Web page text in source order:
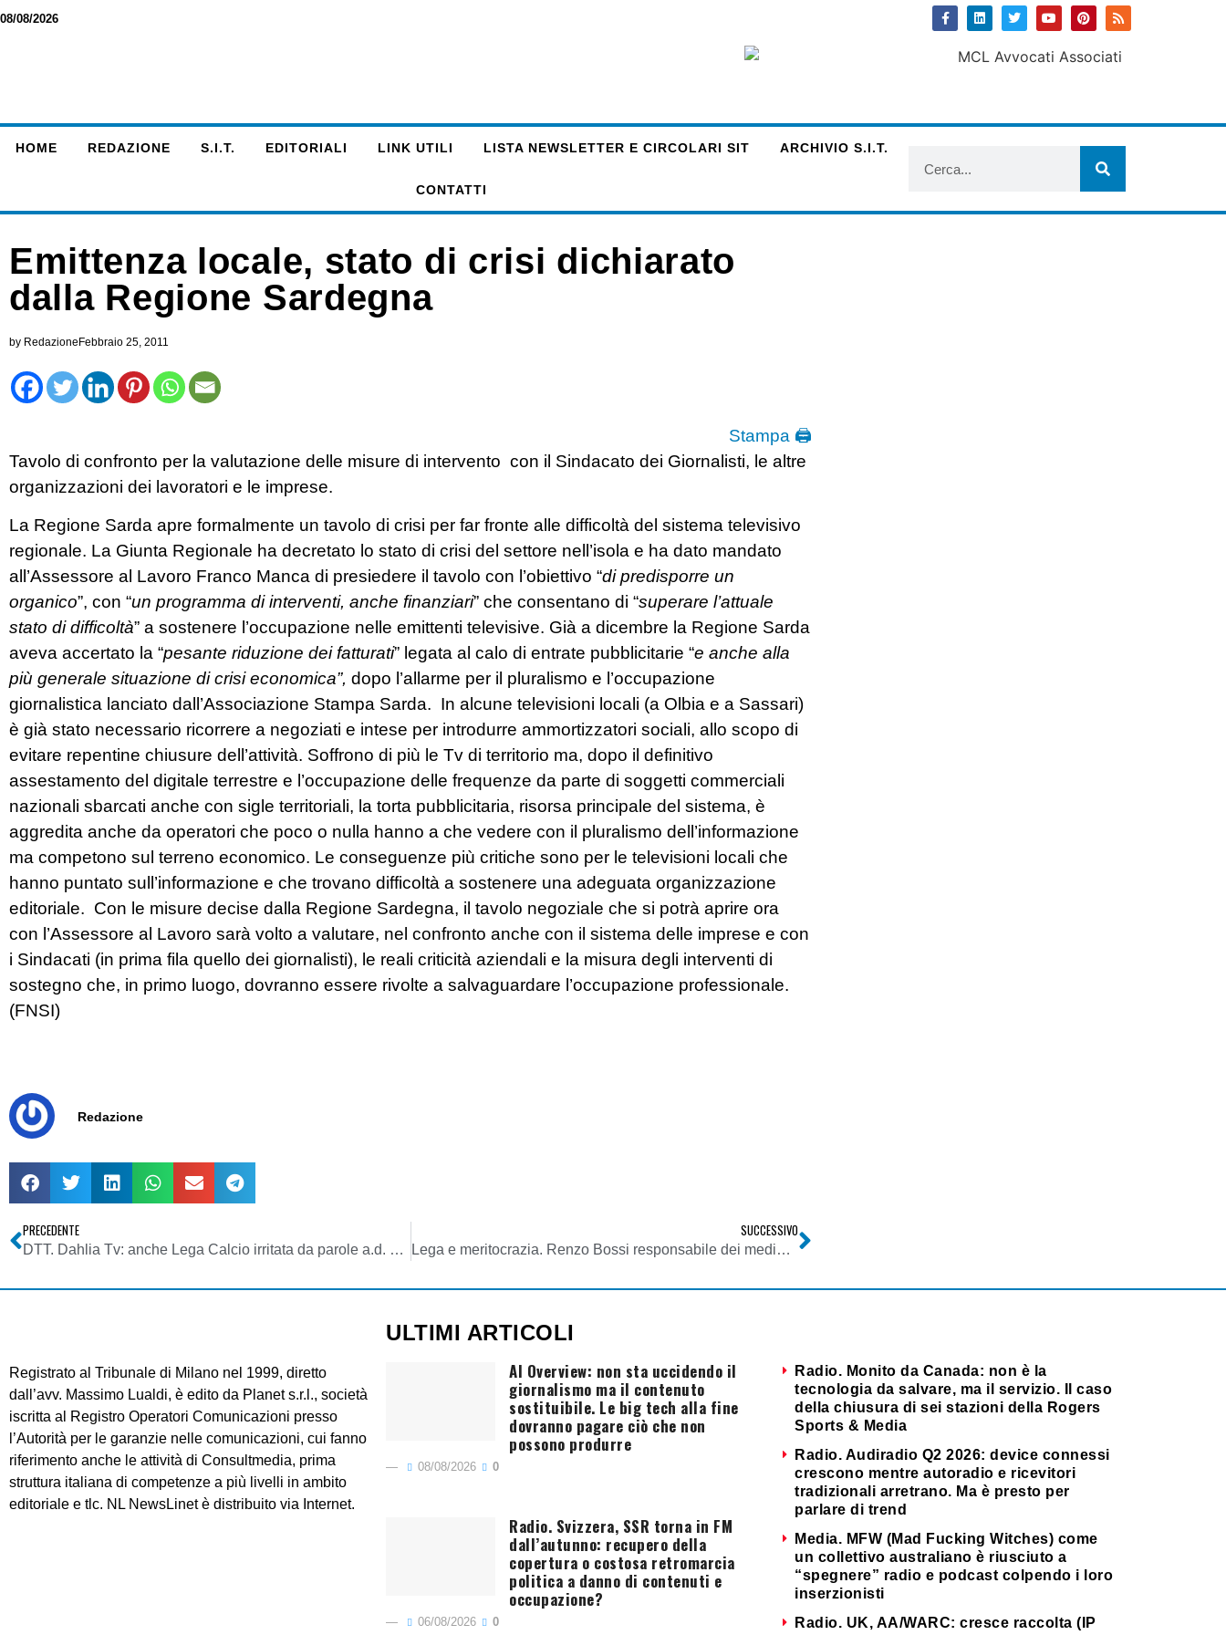
08/08/2026
HOME REDAZIONE S.I.T. EDITORIALI LINK UTILI LISTA NEWSLETTER E CIRCOLARI SIT ARCHIVIO S.I.T.
CONTATTI
Emittenza locale, stato di crisi dichiarato
dalla Regione Sardegna
by Redazione Febbraio 25, 2011
Stampa 🖨
Tavolo di confronto per la valutazione delle misure di intervento con il Sindacato dei Giornalisti, le altre
organizzazioni dei lavoratori e le imprese.
La Regione Sarda apre formalmente un tavolo di crisi per far fronte alle difficoltà del sistema televisivo
regionale. La Giunta Regionale ha decretato lo stato di crisi del settore nell’isola e ha dato mandato
all’Assessore al Lavoro Franco Manca di presiedere il tavolo con l’obiettivo “di predisporre un
organico”, con “un programma di interventi, anche finanziari” che consentano di “superare l’attuale
stato di difficoltà” a sostenere l’occupazione nelle emittenti televisive. Già a dicembre la Regione Sarda
aveva accertato la “pesante riduzione dei fatturati” legata al calo di entrate pubblicitarie “e anche alla
più generale situazione di crisi economica”, dopo l’allarme per il pluralismo e l’occupazione
giornalistica lanciato dall’Associazione Stampa Sarda. In alcune televisioni locali (a Olbia e a Sassari)
è già stato necessario ricorrere a negoziati e intese per introdurre ammortizzatori sociali, allo scopo di
evitare repentine chiusure dell’attività. Soffrono di più le Tv di territorio ma, dopo il definitivo
assestamento del digitale terrestre e l’occupazione delle frequenze da parte di soggetti commerciali
nazionali sbarcati anche con sigle territoriali, la torta pubblicitaria, risorsa principale del sistema, è
aggredita anche da operatori che poco o nulla hanno a che vedere con il pluralismo dell’informazione
ma competono sul terreno economico. Le conseguenze più critiche sono per le televisioni locali che
hanno puntato sull’informazione e che trovano difficoltà a sostenere una adeguata organizzazione
editoriale. Con le misure decise dalla Regione Sardegna, il tavolo negoziale che si potrà aprire ora
con l’Assessore al Lavoro sarà volto a valutare, nel confronto anche con il sistema delle imprese e con
i Sindacati (in prima fila quello dei giornalisti), le reali criticità aziendali e la misura degli interventi di
sostegno che, in primo luogo, dovranno essere rivolte a salvaguardare l’occupazione professionale.
(FNSI)
Redazione
PRECEDENTE
DTT. Dahlia Tv: anche Lega Calcio irritata da parole a.d. T.I.Media
SUCCESSIVO
Lega e meritocrazia. Renzo Bossi responsabile dei media padani (Radio Padania in testa)
Registrato al Tribunale di Milano nel 1999, diretto
dall’avv. Massimo Lualdi, è edito da Planet s.r.l., società
iscritta al Registro Operatori Comunicazioni presso
l’Autorità per le garanzie nelle comunicazioni, cui fanno
riferimento anche le attività di Consultmedia, prima
struttura italiana di competenze a più livelli in ambito
editoriale e tlc. NL NewsLinet è distribuito via Internet.
ULTIMI ARTICOLI
AI Overview: non sta uccidendo il
giornalismo ma il contenuto
sostituibile. Le big tech alla fine
dovranno pagare ciò che non
possono produrre
08/08/2026 0
Radio. Svizzera, SSR torna in FM
dall’autunno: recupero della
copertura o costosa retromarcia
politica a danno di contenuti e
occupazione?
06/08/2026 0
Radio. Monito da Canada: non è la
tecnologia da salvare, ma il servizio. Il caso
della chiusura di sei stazioni della Rogers
Sports & Media
Radio. Audiradio Q2 2026: device connessi
crescono mentre autoradio e ricevitori
tradizionali arretrano. Ma è presto per
parlare di trend
Media. MFW (Mad Fucking Witches) come
un collettivo australiano è riusciuto a
“spegnere” radio e podcast colpendo i loro
inserzionisti
Radio. UK, AA/WARC: cresce raccolta (IP